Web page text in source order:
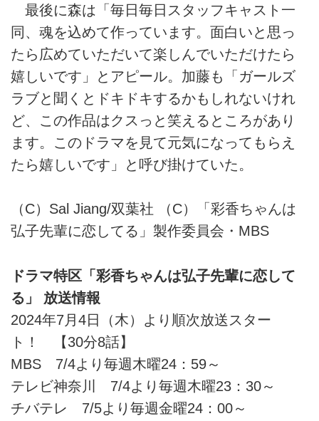
最後に森は「毎日毎日スタッフキャスト一
同、魂を込めて作っています。面白いと思っ
たら広めていただいて楽しんでいただけたら
嬉しいです」とアピール。加藤も「ガールズ
ラブと聞くとドキドキするかもしれないけれ
ど、この作品はクスっと笑えるところがあり
ます。このドラマを見て元気になってもらえ
たら嬉しいです」と呼び掛けていた。
（C）Sal Jiang/双葉社 （C）「彩香ちゃんは
弘子先輩に恋してる」製作委員会・MBS
ドラマ特区「彩香ちゃんは弘子先輩に恋して
る」 放送情報
2024年7月4日（木）より順次放送スター
ト！ 【30分8話】
MBS 7/4より毎週木曜24：59～
テレビ神奈川 7/4より毎週木曜23：30～
チバテレ 7/5より毎週金曜24：00～